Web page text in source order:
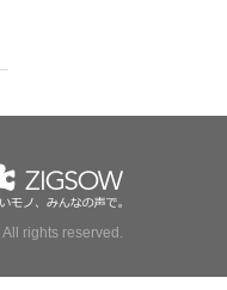
All rights reserved.